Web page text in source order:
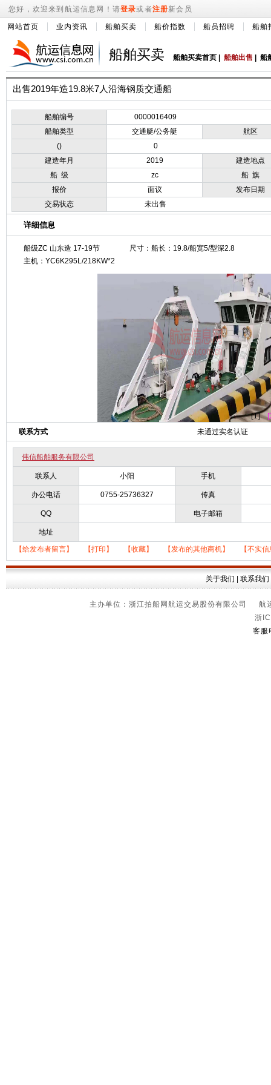
您好，欢迎来到航运信息网！请登录或者注册新会员
网站首页 业内资讯 船舶买卖 船价指数 船员招聘 船舶
船舶买卖 船舶买卖首页 船舶出售 船
出售2019年造19.8米7人沿海钢质交通船
船舶编号
0000016409
船舶类型
交通艇/公务艇
航区
()
0
建造年月
2019
建造地点
船 级
zc
船 旗
报价
面议
发布日期
交易状态
未出售
详细信息
船级ZC 山东造 17-19节
尺寸：船长：19.8/船宽5/型深2.8
主机：YC6K295L/218KW*2
[1]
联系方式 未通过实名认证
伟信船舶服务有限公司
联系人 小阳 手机
办公电话 0755-25736327 传真
QQ 电子邮箱
地址
【给发布者留言】
【打印】 【收藏】 【发布的其他商机】 【不实
关于我们 联系我们
主办单位：浙江拍船网航运交易股份有限公司
浙
客服